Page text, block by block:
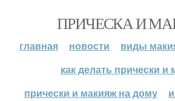
ПРИЧЕСКА И
главная новости
виды
как делать прически и
прически и макияж на дому